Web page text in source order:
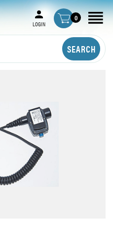
LOGIN
0